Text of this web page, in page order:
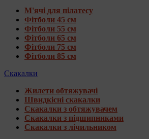
М'ячі для пілатесу
Фітболи 45 см
Фітболи 55 см
Фітболи 65 см
Фітболи 75 см
Фітболи 85 см
Скакалки
Жилети обтяжувачі
Швидкісні скакалки
Скакалки з обтяжувачем
Скакалки з підшипниками
Скакалки з лічильником